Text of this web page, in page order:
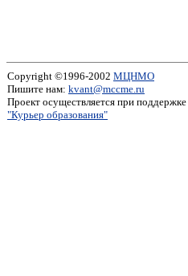
Copyright ©1996-2002 МЦНМО
Пишите нам: kvant@mccme.ru
Проект осуществляется при поддержке
"Курьер образования"